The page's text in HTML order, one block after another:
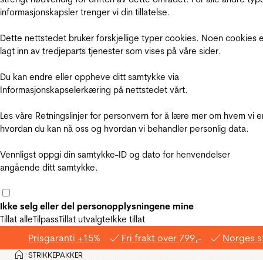
informasjonskapsler trenger vi din tillatelse.
Dette nettstedet bruker forskjellige typer cookies. Noen cookies
lagt inn av tredjeparts tjenester som vises på våre sider.
Du kan endre eller oppheve ditt samtykke via
Informasjonskapselerkæring på nettstedet vårt.
Les våre Retningslinjer for personvern for å lære mer om hvem vi
hvordan du kan nå oss og hvordan vi behandler personlig data.
Vennligst oppgi din samtykke-ID og dato for henvendelser
angående ditt samtykke.
Ikke selg eller del personopplysningene mine
Tillat alleTilpassTillat utvalgteIkke tillat
Prisgaranti +15% Fri frakt over 799,- Norges
Hjem
>STRIKKEPAKKER